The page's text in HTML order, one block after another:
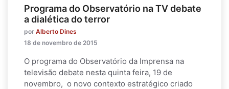
Programa do Observatório na TV debate
a dialética do terror
por Alberto Dines
18 de novembro de 2015
O programa do Observatório da Imprensa na
televisão debate nesta quinta feira, 19 de
novembro, o novo contexto estratégico criado